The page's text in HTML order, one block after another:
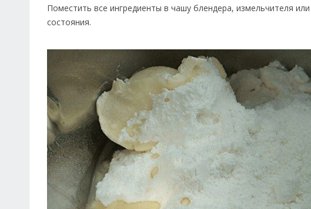
Поместить все ингредиенты в чашу блендера, измельчителя
состояния.